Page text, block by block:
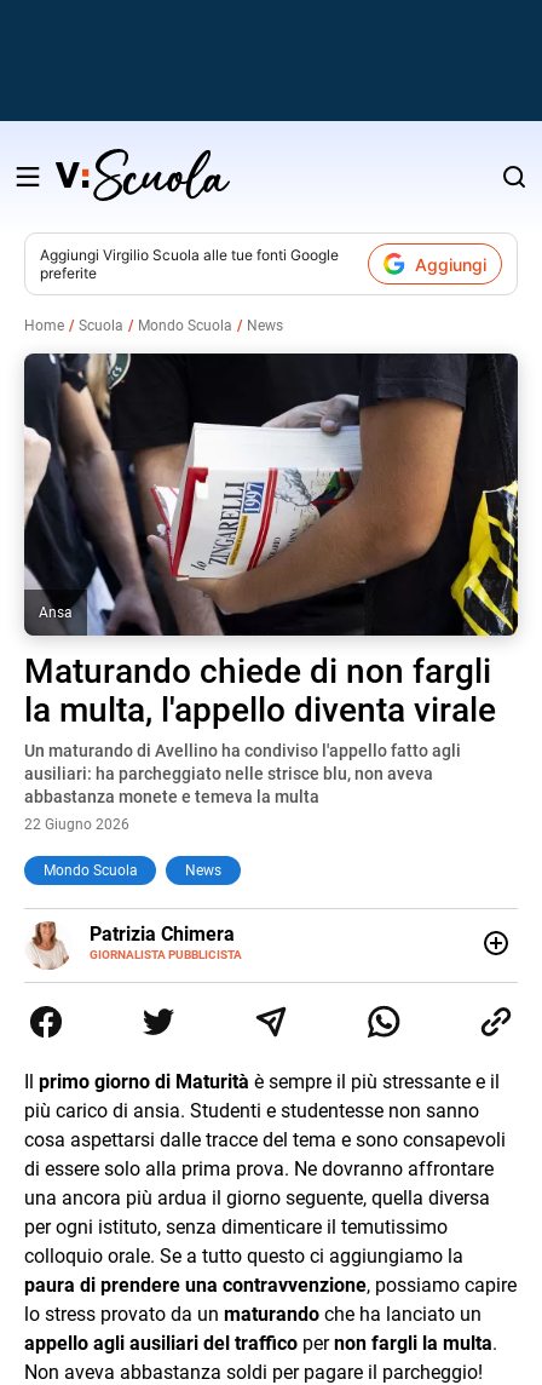
Salta
contenuto
Aggiungi Virgilio Scuola alle tue fonti Google
preferite
Aggiungi
Home Scuola Mondo Scuola News
Ansa
Maturando chiede di non fargli
la multa, l'appello diventa virale
Un maturando di Avellino ha condiviso l'appello fatto agli
ausiliari: ha parcheggiato nelle strisce blu, non aveva
abbastanza monete e temeva la multa
22 Giugno 2026
Mondo Scuola News
Patrizia Chimera
GIORNALISTA PUBBLICISTA
E-
MAIL
LINKEDIN
collaborato con grandi gruppi editoriali e agenzie di
comunicazione specializzandosi nella scrittura di articoli
Il primo giorno di Maturità è sempre il più stressante e il
più carico di ansia. Studenti e studentesse non sanno
cosa aspettarsi dalle tracce del tema e sono consapevoli
di essere solo alla prima prova. Ne dovranno affrontare
una ancora più ardua il giorno seguente, quella diversa
per ogni istituto, senza dimenticare il temutissimo
colloquio orale. Se a tutto questo ci aggiungiamo la
paura di prendere una contravvenzione, possiamo capire
lo stress provato da un maturando che ha lanciato un
appello agli ausiliari del traffico pernon fargli la multa.
Non aveva abbastanza soldi per pagare il parcheggio!